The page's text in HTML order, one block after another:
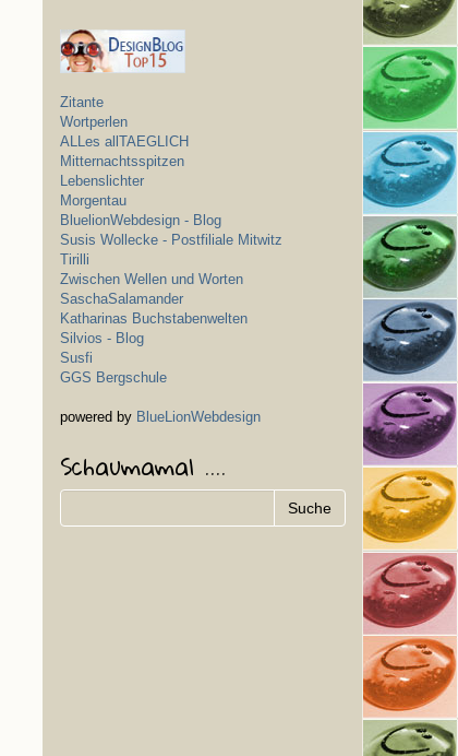
Zitante
Wortperlen
ALLes allTAEGLICH
Mitternachtsspitzen
Lebenslichter
Morgentau
BluelionWebdesign - Blog
Susis Wollecke - Postfiliale Mitwitz
Tirilli
Zwischen Wellen und Worten
SaschaSalamander
Katharinas Buchstabenwelten
Silvios - Blog
Susfi
GGS Bergschule
powered by BlueLionWebdesign
Schaumamal ....